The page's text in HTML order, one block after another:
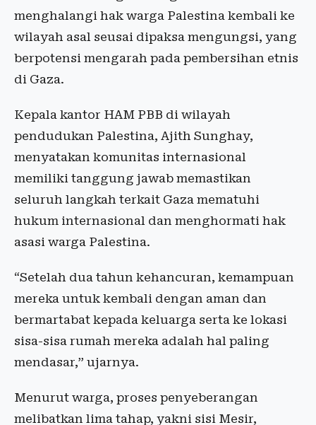
menghalangi hak warga Palestina kembali ke
wilayah asal seusai dipaksa mengungsi, yang
berpotensi mengarah pada pembersihan etnis
di Gaza.
Kepala kantor HAM PBB di wilayah
pendudukan Palestina, Ajith Sunghay,
menyatakan komunitas internasional
memiliki tanggung jawab memastikan
seluruh langkah terkait Gaza mematuhi
hukum internasional dan menghormati hak
asasi warga Palestina.
“Setelah dua tahun kehancuran, kemampuan
mereka untuk kembali dengan aman dan
bermartabat kepada keluarga serta ke lokasi
sisa-sisa rumah mereka adalah hal paling
mendasar,” ujarnya.
Menurut warga, proses penyeberangan
melibatkan lima tahap, yakni sisi Mesir,